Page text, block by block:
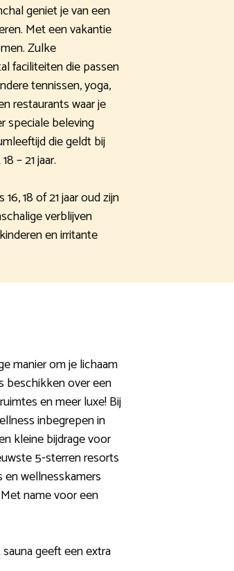
geniet je van een
Met een vakantie
Zulke
faciliteiten die passen
tennissen, yoga,
restaurants waar je
speciale beleving
die geldt bij
– 21 jaar.
18 of 21 jaar oud zijn
verblijven
en irritante
manier om je lichaam
beschikken over een
en meer luxe! Bij
inbegrepen in
kleine bijdrage voor
5-sterren resorts
wellnesskamers
name voor een
geeft een extra